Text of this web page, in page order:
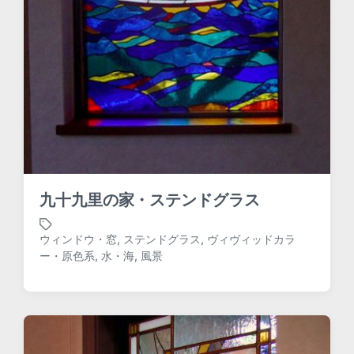
九十九里の家・ステンドグラス
T
e
ウィンドウ・窓, ステンドグラス, ヴィヴィッドカラ
ー・原色系, 水・海, 風景